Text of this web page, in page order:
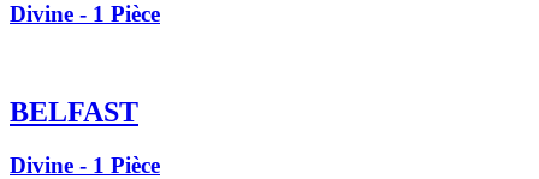
Divine - 1 Pièce
BELFAST
Divine - 1 Pièce